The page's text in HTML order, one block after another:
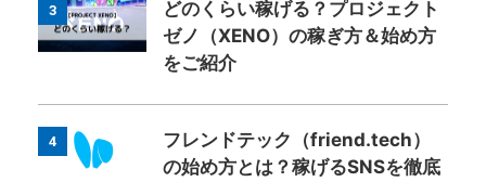
3
どのくらい稼げる？プロジェクト
ゼノ（XENO）の稼ぎ方＆始め方
をご紹介
4
フレンドテック（friend.tech）
の始め方とは？稼げるSNSを徹底